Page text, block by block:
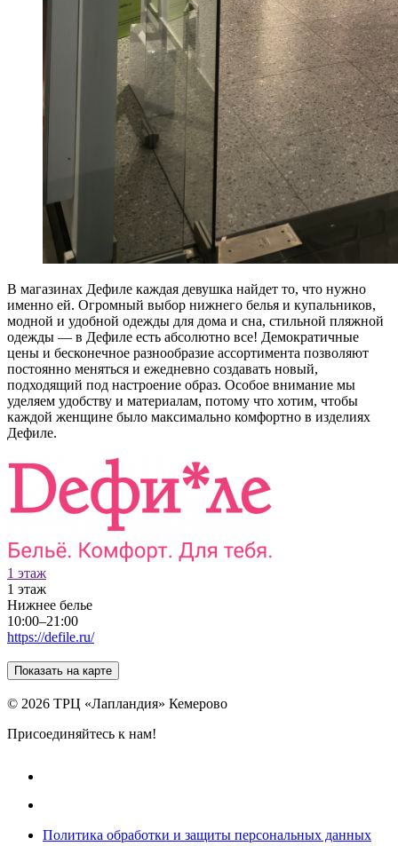
В магазинах Дефиле каждая девушка найдет то, что нужно
именно ей. Огромный выбор нижнего белья и купальников,
модной и удобной одежды для дома и сна, стильной пляжной
одежды — в Дефиле есть абсолютно все! Демократичные
цены и бесконечное разнообразие ассортимента позволяют
постоянно меняться и ежедневно создавать новый,
подходящий под настроение образ. Особое внимание мы
уделяем удобству и материалам, потому что хотим, чтобы
каждой женщине было максимально комфортно в изделиях
Дефиле.
1 этаж
1 этаж
Нижнее белье
10:00–21:00
https://defile.ru/
Показать на карте
© 2026 ТРЦ «Лапландия» Кемерово
Присоединяйтесь к нам!
Политика обработки и защиты персональных данных